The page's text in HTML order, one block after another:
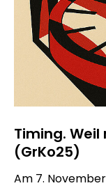
Timing.
(GrKo25)
Am 7.